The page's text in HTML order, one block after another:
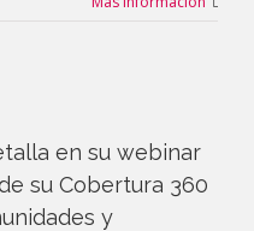
en su webinar
su Cobertura 360
y